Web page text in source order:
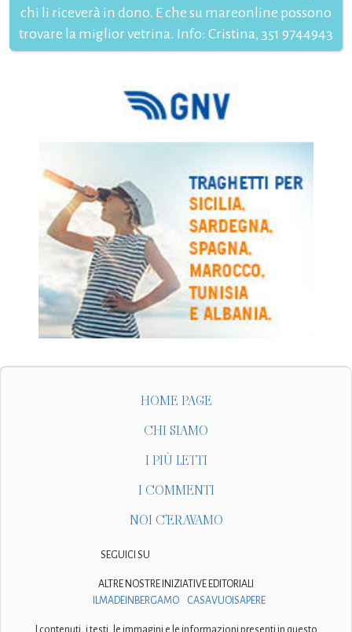
chi li riceverà in dono. E che su mareonline possono
trovare la miglior vetrina. Info: Cristina, 351 9744943
HOME PAGE
CHI SIAMO
I PIÙ LETTI
I COMMENTI
NOI C'ERAVAMO
SEGUICI SU
ALTRE NOSTRE INIZIATIVE EDITORIALI
ILMADEINBERGAMO
CASAVUOISAPERE
I contenuti, i testi, le immagini e le informazioni presenti in questo